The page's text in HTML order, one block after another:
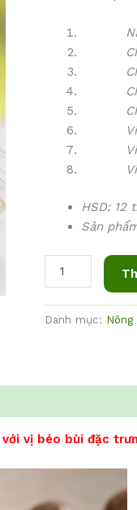
Năng
Chất
Chất
Chất
Chất
HSD: 12
Sản
Danh mục: Nông
vị béo bùi đặc